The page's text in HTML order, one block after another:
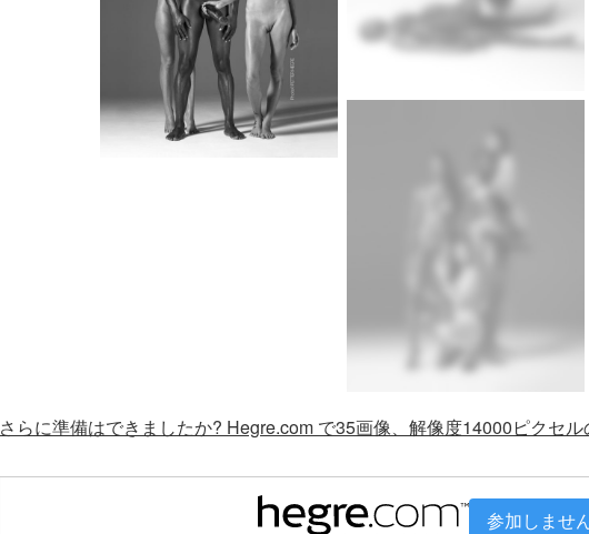
さらに準備はできましたか? Hegre.com で35画像、解像度14000ピクセ
参加しませ